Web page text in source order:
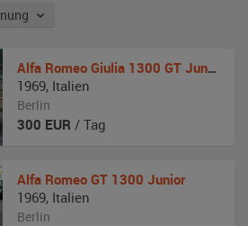
Alfa Romeo Giulia 1300 GT Junior
1969, Italien
Berlin
300 EUR / Tag
Alfa Romeo GT 1300 Junior
1969, Italien
Berlin